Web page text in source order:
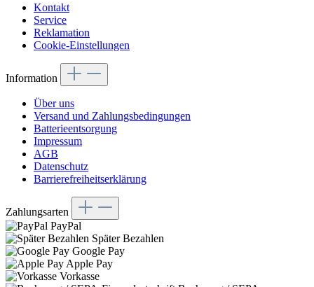
Kontakt
Service
Reklamation
Cookie-Einstellungen
Information
Über uns
Versand und Zahlungsbedingungen
Batterieentsorgung
Impressum
AGB
Datenschutz
Barrierefreiheitserklärung
Zahlungsarten
PayPal
Später Bezahlen
Google Pay
Apple Pay
Vorkasse